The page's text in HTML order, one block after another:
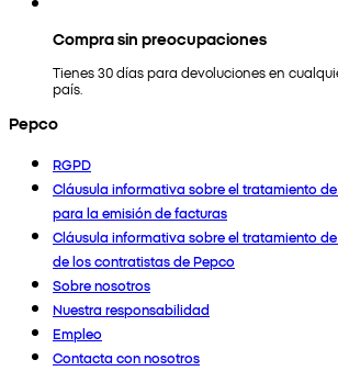
Compra sin preocupaciones
Tienes 30 días para devoluciones en
país.
Pepco
RGPD
Cláusula informativa sobre el tratamiento
para la emisión de facturas
Cláusula informativa sobre el tratamiento
de los contratistas de Pepco
Sobre nosotros
Nuestra responsabilidad
Empleo
Contacta con nosotros